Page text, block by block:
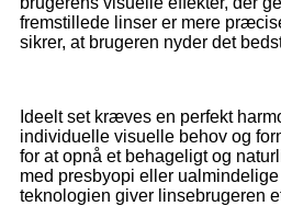
fremstillede linser er mere
sikrer, at brugeren nyder det
Ideelt set kræves en perfekt
individuelle visuelle behov og
for at opnå et behageligt og
med presbyopi eller
teknologien giver linsebrugeren